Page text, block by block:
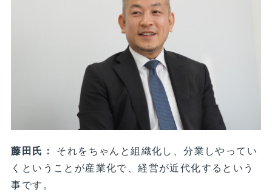
藤田氏： それをちゃんと組織化し、分業しやってい
くということが産業化で、経営が近代化するという
事です。